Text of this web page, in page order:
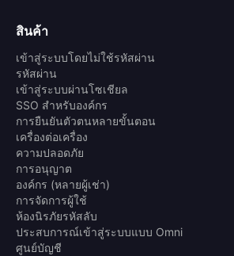
สินค้า
เข้าสู่ระบบโดยไม่ใช้รหัสผ่าน
รหัสผ่าน
เข้าสู่ระบบผ่านโซเชียล
SSO สำหรับองค์กร
การยืนยันตัวตนหลายขั้นตอน
เครื่องต่อเครื่อง
ความปลอดภัย
การอนุญาต
องค์กร (หลายผู้เช่า)
การจัดการผู้ใช้
ห้องนิรภัยรหัสลับ
ประสบการณ์เข้าสู่ระบบแบบ Omni
ศูนย์บัญชี